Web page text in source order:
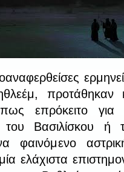
προτάθηκαν
επρόκειτο για
Βασιλίσκου ή
φαινόμενο
ελάχιστα